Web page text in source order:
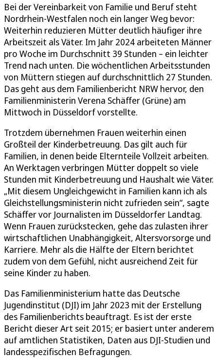
Bei der Vereinbarkeit von Familie und Beruf steht
Nordrhein-Westfalen noch ein langer Weg bevor:
Weiterhin reduzieren Mütter deutlich häufiger ihre
Arbeitszeit als Väter. Im Jahr 2024 arbeiteten Männer
pro Woche im Durchschnitt 39 Stunden – ein leichter
Trend nach unten. Die wöchentlichen Arbeitsstunden
von Müttern stiegen auf durchschnittlich 27 Stunden.
Das geht aus dem Familienbericht NRW hervor, den
Familienministerin Verena Schäffer (Grüne) am
Mittwoch in Düsseldorf vorstellte.
Trotzdem übernehmen Frauen weiterhin einen
Großteil der Kinderbetreuung. Das gilt auch für
Familien, in denen beide Elternteile Vollzeit arbeiten.
An Werktagen verbringen Mütter doppelt so viele
Stunden mit Kinderbetreuung und Haushalt wie Väter.
„Mit diesem Ungleichgewicht in Familien kann ich als
Gleichstellungsministerin nicht zufrieden sein“, sagte
Schäffer vor Journalisten im Düsseldorfer Landtag.
Wenn Frauen zurückstecken, gehe das zulasten ihrer
wirtschaftlichen Unabhängigkeit, Altersvorsorge und
Karriere. Mehr als die Hälfte der Eltern berichtet
zudem von dem Gefühl, nicht ausreichend Zeit für
seine Kinder zu haben.
Das Familienministerium hatte das Deutsche
Jugendinstitut (DJI) im Jahr 2023 mit der Erstellung
des Familienberichts beauftragt. Es ist der erste
Bericht dieser Art seit 2015; er basiert unter anderem
auf amtlichen Statistiken, Daten aus DJI-Studien und
landesspezifischen Befragungen.